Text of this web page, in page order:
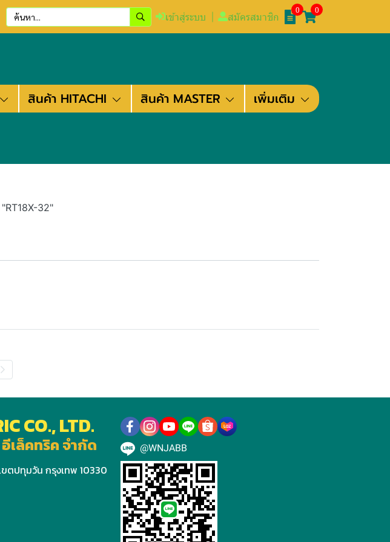
เข้าสู่ระบบ สมัครสมาชิก
0 0
สินค้า HITACHI สินค้า MASTER เพิ่มเติม
32"
CO., LTD.
เล็คทริค จำกัด
ขตปทุมวัน กรุงเทพ 10330
@WNJABB